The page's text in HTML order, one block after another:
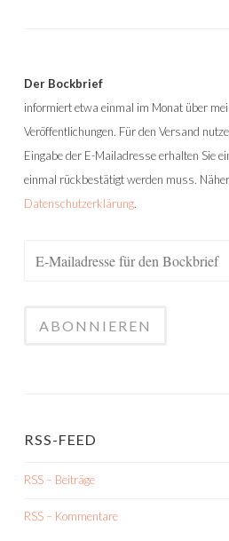
Der Bockbrief
informiert etwa einmal im Monat über
Veröffentlichungen. Für den Versand
Eingabe der E-Mailadresse erhalten Sie
einmal rückbestätigt werden muss.
Datenschutzerklärung.
RSS-FEED
RSS – Beiträge
RSS – Kommentare